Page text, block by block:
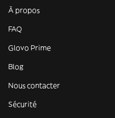
À propos
FAQ
Glovo Prime
Blog
Nous contacter
Sécurité